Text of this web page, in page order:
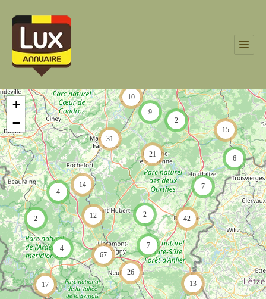
21
7
6
2
15
17
2
4
4
12
67
9
10
14
31
2
13
7
42
26
+
−